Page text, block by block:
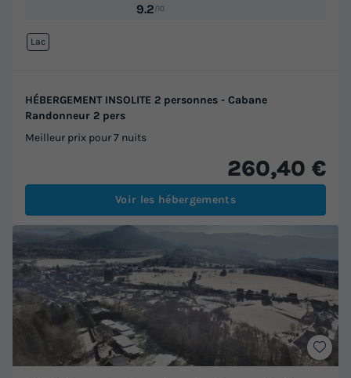
9.2/10
Lac
HÉBERGEMENT INSOLITE 2 personnes - Cabane
Randonneur 2 pers
Meilleur prix pour 7 nuits
260,40 €
Voir les hébergements